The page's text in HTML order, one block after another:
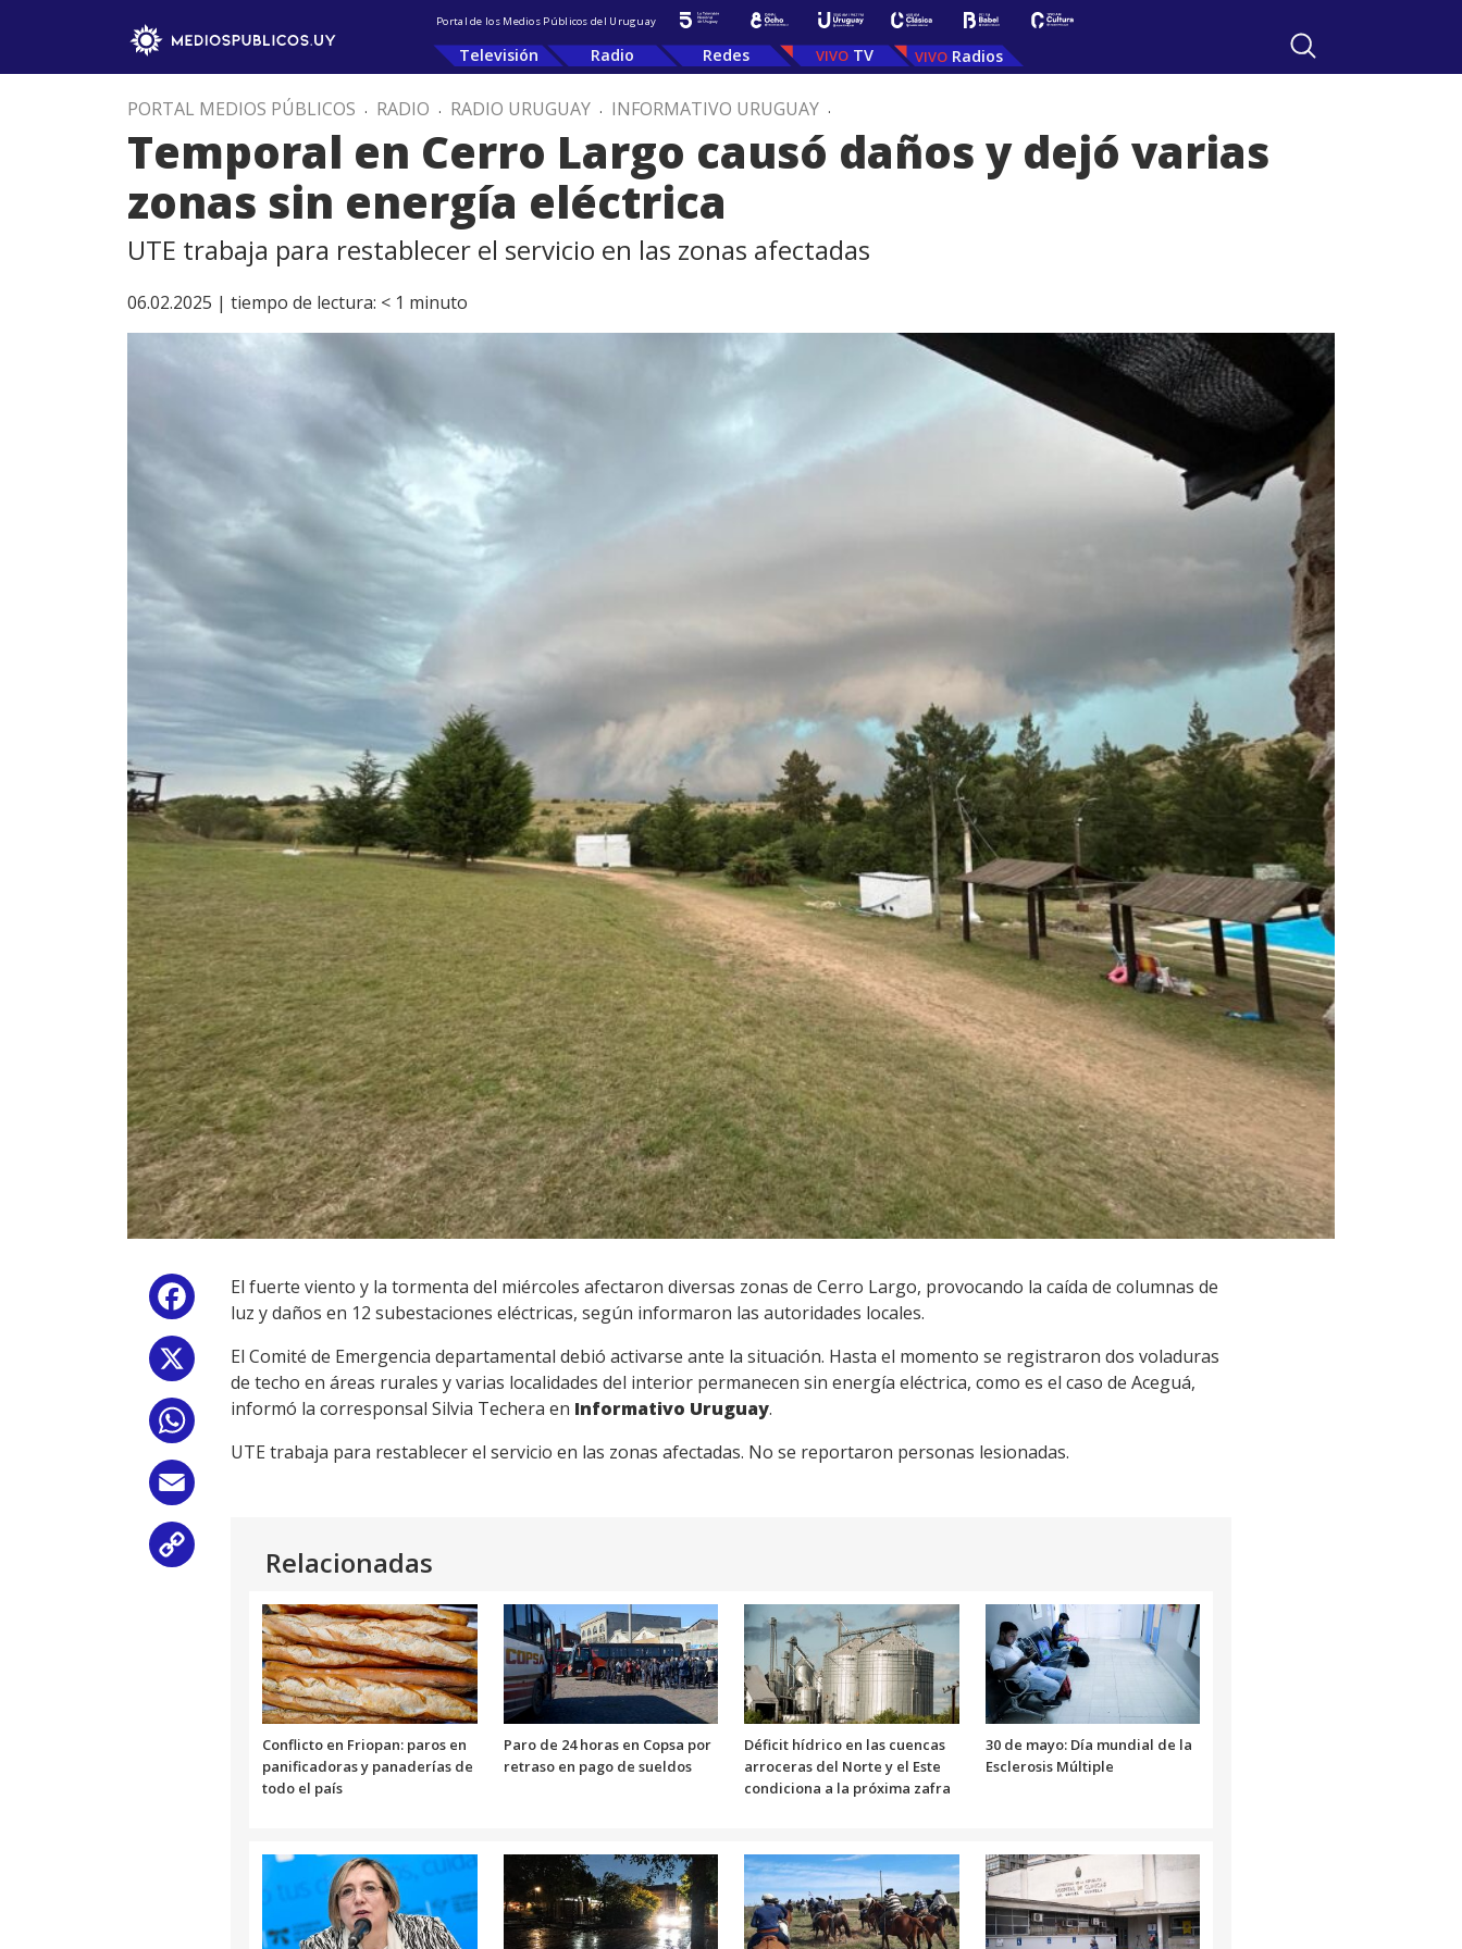
Portal de los Medios Públicos del Uruguay
Televisión Radio Redes TV Radios
PORTAL MEDIOS PÚBLICOS . RADIO . RADIO URUGUAY . INFORMATIVO URUGUAY .
Temporal en Cerro Largo causó daños y dejó varias
zonas sin energía eléctrica
UTE trabaja para restablecer el servicio en las zonas afectadas
06.02.2025 | tiempo de lectura: < 1 minuto
Facebook
El fuerte viento y la tormenta del miércoles afectaron diversas zonas de Cerro Largo, provocando la caída de columnas de
luz y daños en 12 subestaciones eléctricas, según informaron las autoridades locales.
El Comité de Emergencia departamental debió activarse ante la situación. Hasta el momento se registraron dos voladuras
de techo en áreas rurales y varias localidades del interior permanecen sin energía eléctrica, como es el caso de Aceguá,
informó la corresponsal Silvia Techera en Informativo Uruguay.
UTE trabaja para restablecer el servicio en las zonas afectadas. No se reportaron personas lesionadas.
Relacionadas
Conflicto en Friopan: paros en
panificadoras y panaderías de
todo el país
Paro de 24 horas en Copsa por
retraso en pago de sueldos
Déficit hídrico en las cuencas
arroceras del Norte y el Este
condiciona a la próxima zafra
30 de mayo: Día mundial de la
Esclerosis Múltiple